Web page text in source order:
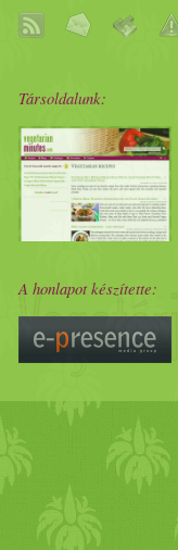
Társoldalunk:
A honlapot készítette: